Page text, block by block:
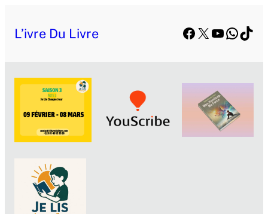
L’ivre Du Livre Facebook
X YouTube